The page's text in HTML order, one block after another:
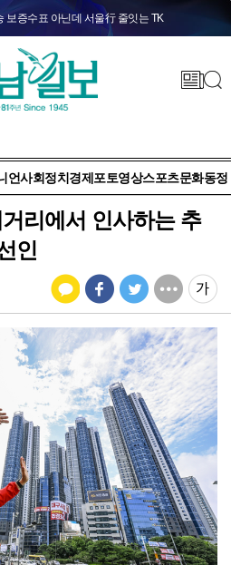
보증수표 아닌데 서울行 줄잇는 TK
언사회정치 경제 포토영상스포츠문화동정
리에서 인사하는 추
인